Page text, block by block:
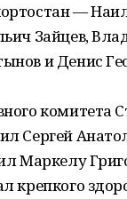
—
Зайцев,
и Денис
комитета
Сергей
Маркелу
крепкого